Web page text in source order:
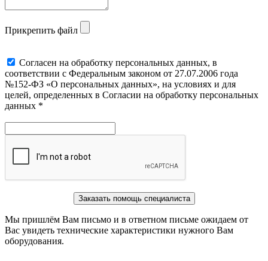
Прикрепить файл
Cогласен на обработку персональных данных, в
соответствии с Федеральным законом от 27.07.2006 года
№152-ФЗ «О персональных данных», на условиях и для
целей, определенных в Согласии на обработку персональных
данных *
Заказать помощь специалиста
Мы пришлём Вам письмо и в ответном письме ожидаем от
Вас увидеть технические характеристики нужного Вам
оборудования.